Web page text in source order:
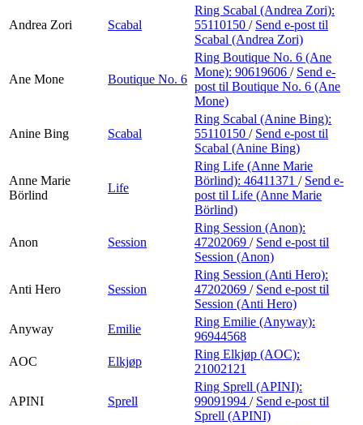
Andrea Zori Scabal
Ring Scabal (Andrea Zori):
55110150 / Send e-post til
Scabal (Andrea Zori)
Ane Mone Boutique No. 6
Ring Boutique No. 6 (Ane
Mone): 90619606 / Send e-
post til Boutique No. 6 (Ane
Mone)
Anine Bing Scabal
Ring Scabal (Anine Bing):
55110150 / Send e-post til
Scabal (Anine Bing)
Anne Marie
Börlind
Life
Ring Life (Anne Marie
Börlind): 46411371 / Send e-
post til Life (Anne Marie
Börlind)
Anon Session
Ring Session (Anon):
47202069 / Send e-post til
Session (Anon)
Anti Hero Session
Ring Session (Anti Hero):
47202069 / Send e-post til
Session (Anti Hero)
Anyway
Emilie
Ring Emilie (Anyway):
96944568
AOC
Elkjøp
Ring Elkjøp (AOC):
21002121
APINI Sprell
Ring Sprell (APINI):
99091994 / Send e-post til
Sprell (APINI)